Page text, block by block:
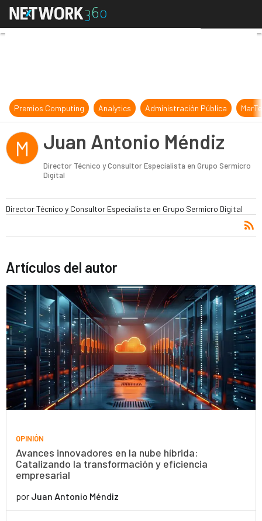
Juan Antonio Méndiz
Premios Computing Analytics Administración Pública
M Juan Antonio Méndiz
Director Técnico y Consultor Especialista en Grupo Sermicro
Digital
Director Técnico y Consultor Especialista en Grupo Sermicro Digital
Artículos del autor
OPINIÓN
Avances innovadores en la nube híbrida:
Catalizando la transformación y eficiencia
empresarial
por Juan Antonio Méndiz